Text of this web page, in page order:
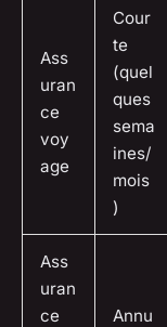
Ass
uran
ce
voy
age
Cour
te
(quel
ques
sema
ines/
mois
)
Ass
uran
ce
Annu